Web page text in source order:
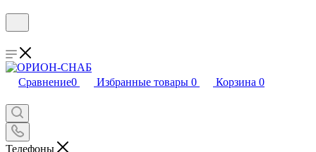
Сравнение0 Избранные товары 0 Корзина 0
Телефоны